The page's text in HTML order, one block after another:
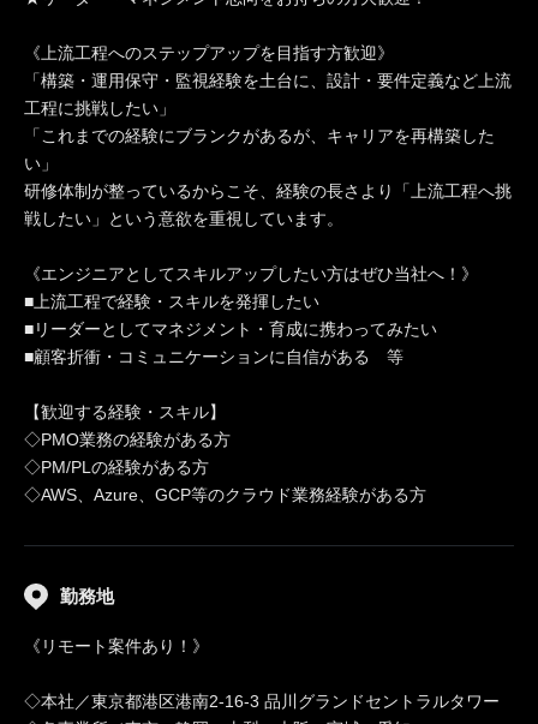
《上流工程へのステップアップを目指す方歓迎》
「構築・運用保守・監視経験を土台に、設計・要件定義など上流
工程に挑戦したい」
「これまでの経験にブランクがあるが、キャリアを再構築した
い」
研修体制が整っているからこそ、経験の長さより「上流工程へ挑
戦したい」という意欲を重視しています。
《エンジニアとしてスキルアップしたい方はぜひ当社へ！》
■上流工程で経験・スキルを発揮したい
■リーダーとしてマネジメント・育成に携わってみたい
■顧客折衝・コミュニケーションに自信がある 等
【歓迎する経験・スキル】
◇PMO業務の経験がある方
◇PM/PLの経験がある方
◇AWS、Azure、GCP等のクラウド業務経験がある方
勤務地
《リモート案件あり！》
◇本社／東京都港区港南2-16-3 品川グランドセントラルタワー